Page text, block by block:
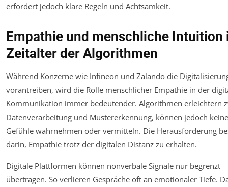
erfordert jedoch klare Regeln und Achtsamkeit.
Empathie und menschliche Intuition
Zeitalter der Algorithmen
Während Konzerne wie Infineon und Zalando die
vorantreiben, wird die Rolle menschlicher Empathie in der
Kommunikation immer bedeutender. Algorithmen erleichtern
Datenverarbeitung und Mustererkennung, können jedoch
Gefühle wahrnehmen oder vermitteln. Die Herausforderung
darin, Empathie trotz der digitalen Distanz zu erhalten.
Digitale Plattformen können nonverbale Signale nur begrenzt
übertragen. So verlieren Gespräche oft an emotionaler Tiefe.